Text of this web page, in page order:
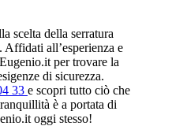
scelta della serratura
Affidati all’esperienza e
per trovare la
di sicurezza.
33 e scopri tutto ciò che
è a portata di
oggi stesso!